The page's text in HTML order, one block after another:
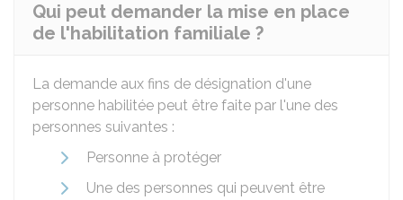
Qui peut demander la mise en place
de l'habilitation familiale ?
La demande aux fins de désignation d'une
personne habilitée peut être faite par l'une des
personnes suivantes :
Personne à protéger
Une des personnes qui peuvent être